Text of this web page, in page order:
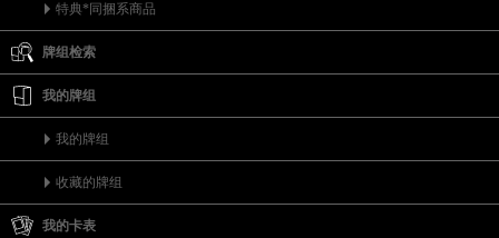
特典*同捆系商品
牌组检索
我的牌组
我的牌组
收藏的牌组
我的卡表